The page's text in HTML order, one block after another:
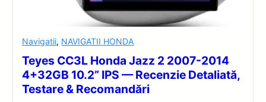
Navigatii, NAVIGATII HONDA
Teyes CC3L Honda Jazz 2 2007-2014
4+32GB 10.2” IPS — Recenzie Detaliată,
Testare & Recomandări